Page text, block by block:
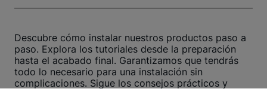
Descubre cómo instalar nuestros productos paso a
paso. Explora los tutoriales desde la preparación
hasta el acabado final. Garantizamos que tendrás
todo lo necesario para una instalación sin
complicaciones. Sigue los consejos prácticos y